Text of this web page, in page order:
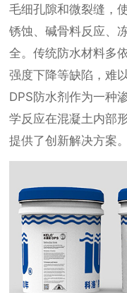
毛细孔隙和微裂缝，
锈蚀、碱骨料反应、
全。传统防水材料多
强度下降等缺陷，难
DPS防水剂作为一种
学反应在混凝土内部
提供了创新解决方案。